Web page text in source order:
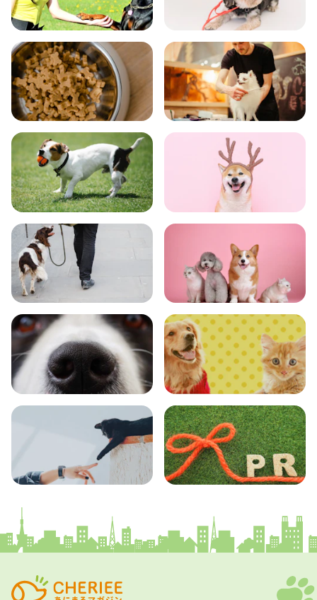
飼い方 健康
食事 お手入れ
トレーニング グッズ
おでかけ 図鑑
エンタメ クイズ